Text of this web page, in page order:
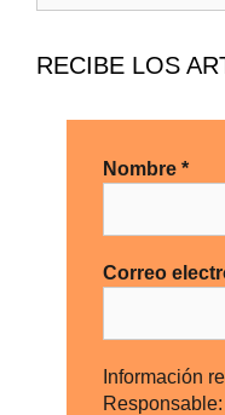
RECIBE LOS
Nombre *
Correo
Información